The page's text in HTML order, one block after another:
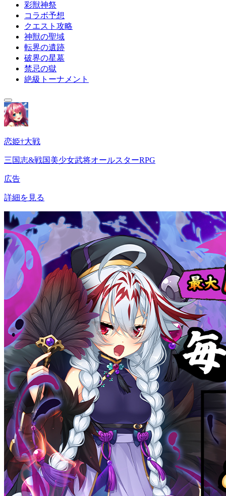
彩獣神祭
コラボ予想
クエスト攻略
神獣の聖域
転界の遺跡
破界の星墓
禁忌の獄
絶級トーナメント
恋姫†大戦
三国志&戦国美少女武将オールスターRPG
広告
詳細を見る